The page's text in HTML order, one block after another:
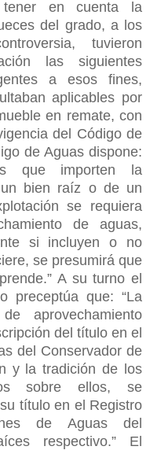
en cuenta la
del grado, a los
tuvieron
las siguientes
a esos fines,
aplicables por
en remate, con
del Código de
de Aguas dispone:
que importen la
bien raíz o de un
se requiera
de aguas,
si incluyen o no
se presumirá que
A su turno el
preceptúa que: “La
aprovechamiento
del título en el
del Conservador de
y la tradición de los
sobre ellos, se
título en el Registro
de Aguas del
respectivo.” El